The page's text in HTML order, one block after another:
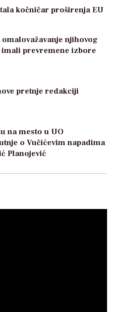
kočničar proširenja EU
njihovog
prevremene izbore
pretnje redakciji
na mesto u UO
o Vučićevim napadima
Planojević